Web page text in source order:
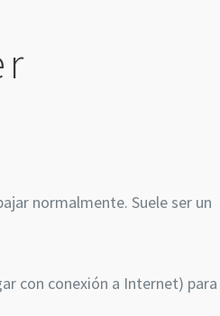
normalmente. Suele ser un
con conexión a Internet) para